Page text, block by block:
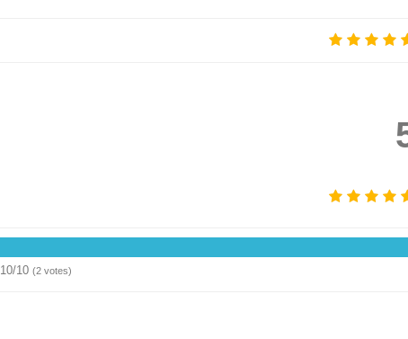
10/10 (2 votes)